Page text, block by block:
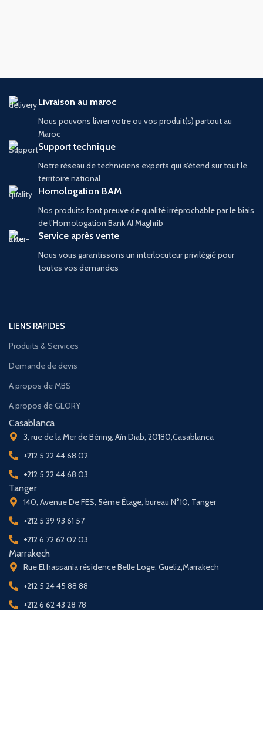
Livraison au maroc
Nous pouvons livrer votre ou vos produit(s) partout au
Maroc
Support technique
Notre réseau de techniciens experts qui s’étend sur tout le
territoire national
Homologation BAM
Nos produits font preuve de qualité irréprochable par le biais
de l’Homologation Bank Al Maghrib
Service après vente
Nous vous garantissons un interlocuteur privilégié pour
toutes vos demandes
LIENS RAPIDES
Produits & Services
Demande de devis
A propos de MBS
A propos de GLORY
Casablanca
3, rue de la Mer de Béring, Aïn Diab, 20180,Casablanca
+212 5 22 44 68 02
+212 5 22 44 68 03
Tanger
140, Avenue De FES, 5éme Étage, bureau N°10, Tanger
+212 5 39 93 61 57
+212 6 72 62 02 03
Marrakech
Rue El hassania résidence Belle Loge, Gueliz,Marrakech
+212 5 24 45 88 88
+212 6 62 43 28 78